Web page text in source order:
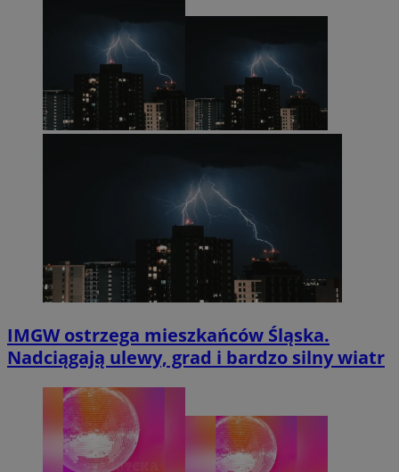
IMGW ostrzega mieszkańców Śląska.
Nadciągają ulewy, grad i bardzo silny wiatr